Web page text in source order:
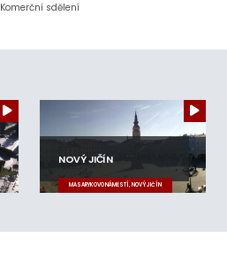
Komerční sdělení
NOVÝ JIČÍN
MASARYKOVO NÁMĚSTÍ, NOVÝ JIČÍN